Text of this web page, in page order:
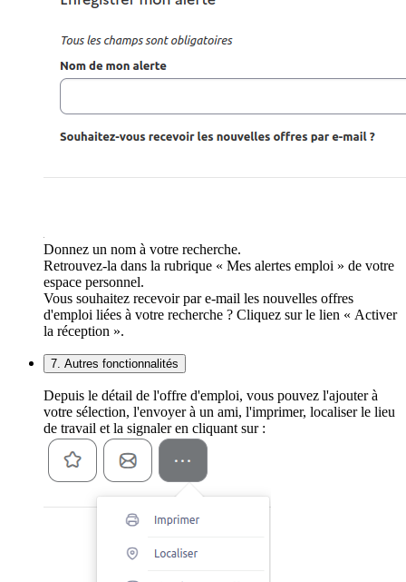
Donnez un nom à votre recherche.
Retrouvez-la dans la rubrique « Mes alertes emploi » de votre
espace personnel.
Vous souhaitez recevoir par e-mail les nouvelles offres
d'emploi liées à votre recherche ? Cliquez sur le lien « Activer
la réception ».
7. Autres fonctionnalités
Depuis le détail de l'offre d'emploi, vous pouvez l'ajouter à
votre sélection, l'envoyer à un ami, l'imprimer, localiser le lieu
de travail et la signaler en cliquant sur :